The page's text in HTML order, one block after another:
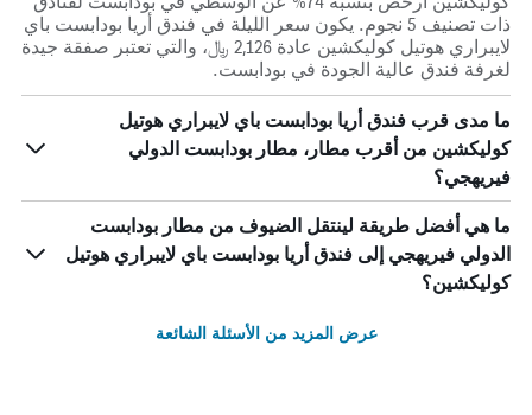
ذات تصنيف 5 نجوم. يكون سعر الليلة في فندق أريا بودابست باي
لايبراري هوتيل كوليكشين عادة 2,126 ﷼، والتي تعتبر صفقة جيدة
لغرفة فندق عالية الجودة في بودابست.
ما مدى قرب فندق أريا بودابست باي لايبراري هوتيل
كوليكشين من أقرب مطار، مطار بودابست الدولي
فيريهجي؟
ما هي أفضل طريقة لينتقل الضيوف من مطار بودابست
الدولي فيريهجي إلى فندق أريا بودابست باي لايبراري هوتيل
كوليكشين؟
عرض المزيد من الأسئلة الشائعة